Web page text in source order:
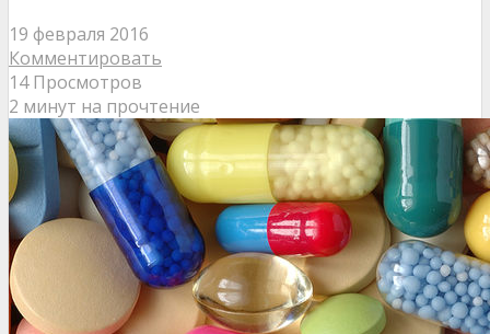
19 февраля 2016
Комментировать
14 Просмотров
2 минут на прочтение